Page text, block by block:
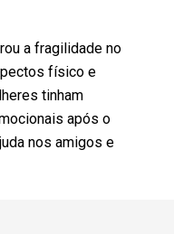
a fragilidade no
físico e
tinham
após o
nos amigos e